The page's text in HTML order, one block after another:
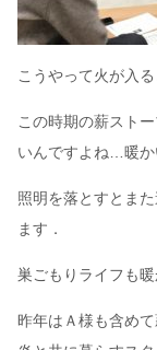
こうやって火が入
この時期の薪スト
いんですよね…暖か
照明を落とすとま
ます．
巣ごもりライフも
昨年はＡ様も含め